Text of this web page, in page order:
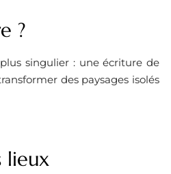
?
singulier : une écriture de
des paysages isolés
lieux